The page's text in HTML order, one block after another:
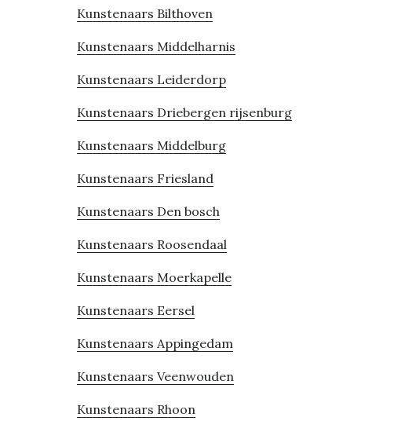
Kunstenaars Bilthoven
Kunstenaars Middelharnis
Kunstenaars Leiderdorp
Kunstenaars Driebergen rijsenburg
Kunstenaars Middelburg
Kunstenaars Friesland
Kunstenaars Den bosch
Kunstenaars Roosendaal
Kunstenaars Moerkapelle
Kunstenaars Eersel
Kunstenaars Appingedam
Kunstenaars Veenwouden
Kunstenaars Rhoon